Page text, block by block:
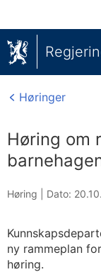
Høringer
Høring om
Høring | Dato:
ny rammeplan
høring.